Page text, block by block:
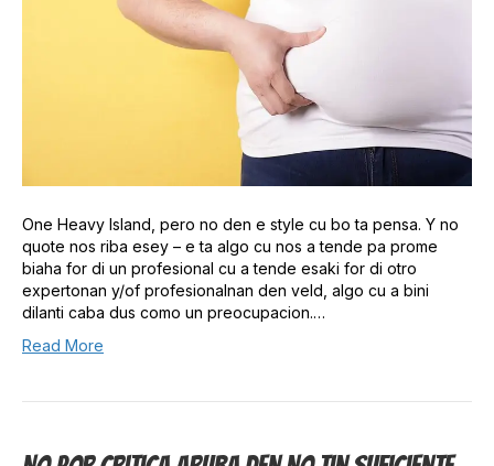
One Heavy Island, pero no den e style cu bo ta pensa. Y no
quote nos riba esey – e ta algo cu nos a tende pa prome
biaha for di un profesional cu a tende esaki for di otro
expertonan y/of profesionalnan den veld, algo cu a bini
dilanti caba dus como un preocupacion.…
Read More